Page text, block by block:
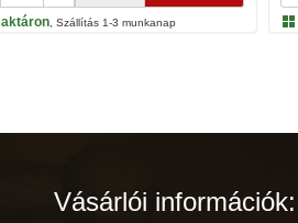
, Szállítás 1-3 munkanap
Vásárlói információk: